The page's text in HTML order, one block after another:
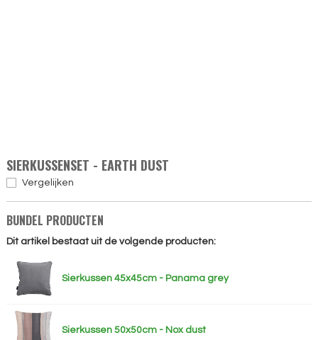
SIERKUSSENSET - EARTH DUST
Vergelijken
BUNDEL PRODUCTEN
Dit artikel bestaat uit de volgende producten:
Sierkussen 45x45cm - Panama grey
Sierkussen 50x50cm - Nox dust